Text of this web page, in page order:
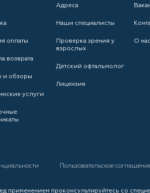
оплаты
возврата
и обзоры
услуги
Адреса
Наши специалисты
Проверка зрения у
взрослых
Детский офтальмолог
Лицензия
О нас
Пользовательское
применением проконсультируйтесь со